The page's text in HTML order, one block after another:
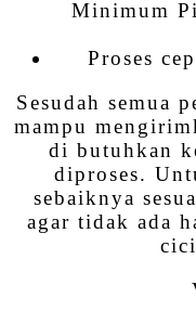
Minimum
Proses
Sesudah semua
mampu
di butuhkan
diproses.
sebaiknya
agar tidak ada